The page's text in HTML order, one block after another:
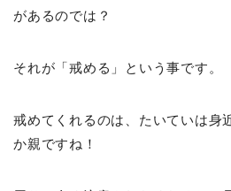
があるのでは？
それが「戒める」という事です。
戒めてくれるのは、たいていは身
か親ですね！